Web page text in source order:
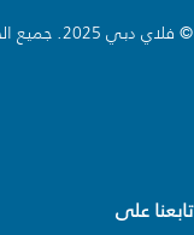
© فلاي دبي 2025. جميع الحقوق محفوظة.
تابعنا على